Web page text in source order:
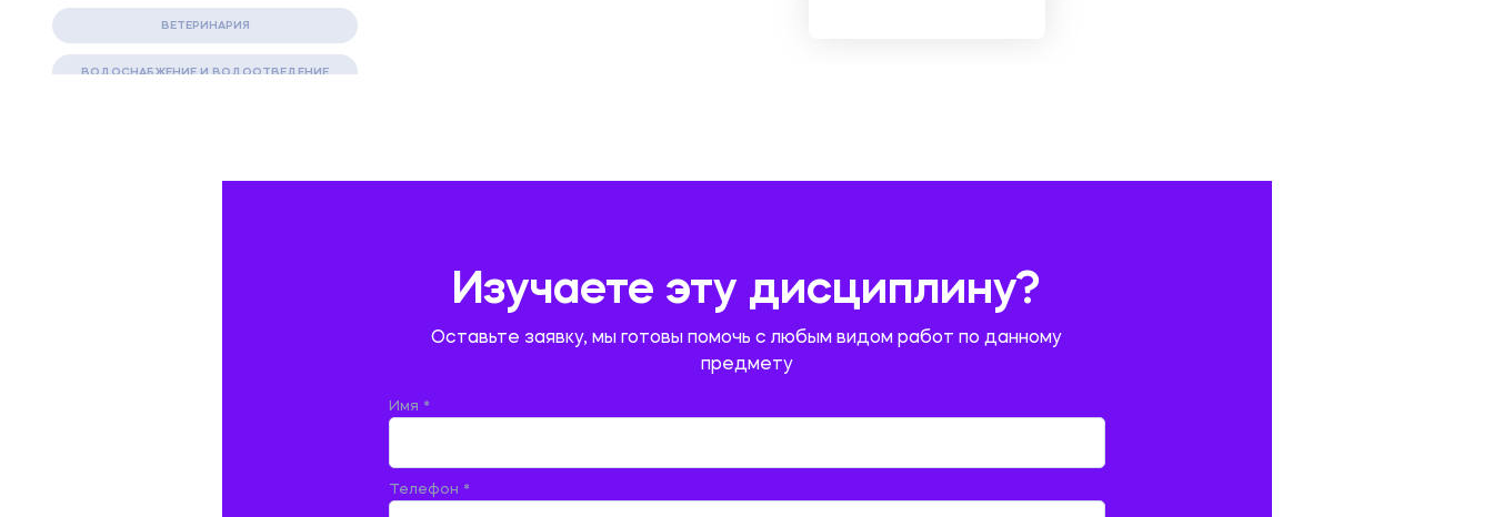
ВЕТЕРИНАРИЯ
ВОДОСНАБЖЕНИЕ И ВОДООТВЕДЕНИЕ
Изучаете эту дисциплину?
Оставьте заявку, мы готовы помочь с любым видом работ по данному
предмету
Имя *
Телефон *